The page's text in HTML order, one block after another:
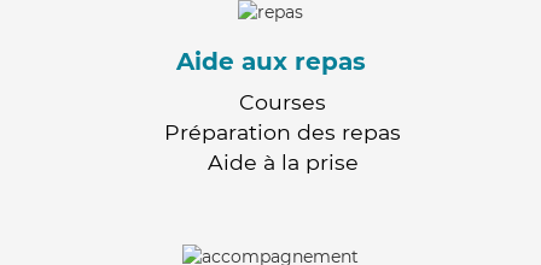
Aide aux repas
Courses
Préparation des repas
Aide à la prise